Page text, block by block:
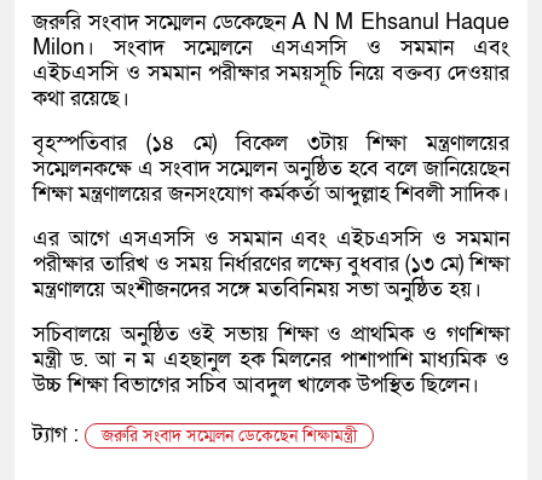
জরুরি সংবাদ সম্মেলন ডেকেছেন A N M Ehsanul Haque
Milon। সংবাদ সম্মেলনে এসএসসি ও সমমান এবং
এইচএসসি ও সমমান পরীক্ষার সময়সূচি নিয়ে বক্তব্য দেওয়ার
কথা রয়েছে।
বৃহস্পতিবার (১৪ মে) বিকেল ৩টায় শিক্ষা মন্ত্রণালয়ের
সম্মেলনকক্ষে এ সংবাদ সম্মেলন অনুষ্ঠিত হবে বলে জানিয়েছেন
শিক্ষা মন্ত্রণালয়ের জনসংযোগ কর্মকর্তা আব্দুল্লাহ শিবলী সাদিক।
এর আগে এসএসসি ও সমমান এবং এইচএসসি ও সমমান
পরীক্ষার তারিখ ও সময় নির্ধারণের লক্ষ্যে বুধবার (১৩ মে) শিক্ষা
মন্ত্রণালয়ে অংশীজনদের সঙ্গে মতবিনিময় সভা অনুষ্ঠিত হয়।
সচিবালয়ে অনুষ্ঠিত ওই সভায় শিক্ষা ও প্রাথমিক ও গণশিক্ষা
মন্ত্রী ড. আ ন ম এহছানুল হক মিলনের পাশাপাশি মাধ্যমিক ও
উচ্চ শিক্ষা বিভাগের সচিব আবদুল খালেক উপস্থিত ছিলেন।
ট্যাগ :
জরুরি সংবাদ সম্মেলন ডেকেছেন শিক্ষামন্ত্রী